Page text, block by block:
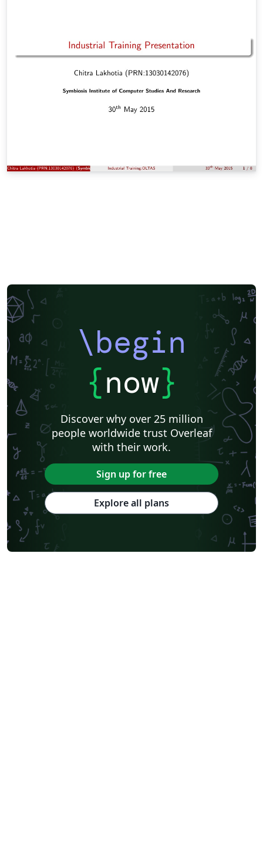
\begin
{now}
Discover why over 25 million
people worldwide trust Overleaf
with their work.
Sign up for free
Explore all plans